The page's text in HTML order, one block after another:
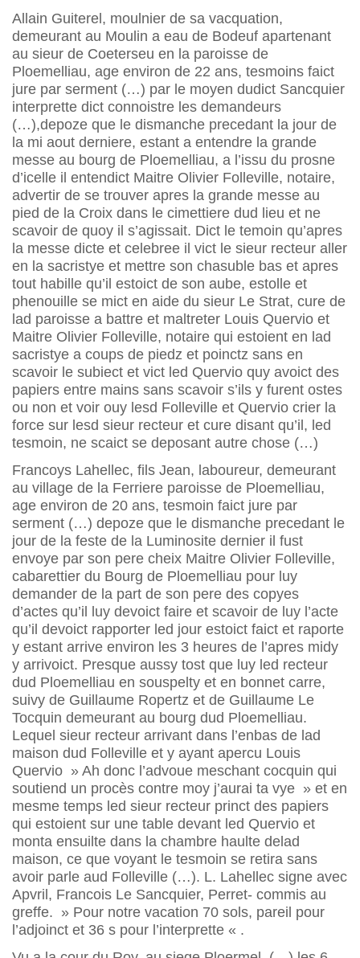
Allain Guiterel, moulnier de sa vacquation,
demeurant au Moulin a eau de Bodeuf apartenant
au sieur de Coeterseu en la paroisse de
Ploemelliau, age environ de 22 ans, tesmoins faict
jure par serment (…) par le moyen dudict Sancquier
interprette dict connoistre les demandeurs
(…),depoze que le dismanche precedant la jour de
la mi aout derniere, estant a entendre la grande
messe au bourg de Ploemelliau, a l’issu du prosne
d’icelle il entendict Maitre Olivier Folleville, notaire,
advertir de se trouver apres la grande messe au
pied de la Croix dans le cimettiere dud lieu et ne
scavoir de quoy il s’agissait. Dict le temoin qu’apres
la messe dicte et celebree il vict le sieur recteur aller
en la sacristye et mettre son chasuble bas et apres
tout habille qu’il estoict de son aube, estolle et
phenouille se mict en aide du sieur Le Strat, cure de
lad paroisse a battre et maltreter Louis Quervio et
Maitre Olivier Folleville, notaire qui estoient en lad
sacristye a coups de piedz et poinctz sans en
scavoir le subiect et vict led Quervio quy avoict des
papiers entre mains sans scavoir s’ils y furent ostes
ou non et voir ouy lesd Folleville et Quervio crier la
force sur lesd sieur recteur et cure disant qu’il, led
tesmoin, ne scaict se deposant autre chose (…)
Francoys Lahellec, fils Jean, laboureur, demeurant
au village de la Ferriere paroisse de Ploemelliau,
age environ de 20 ans, tesmoin faict jure par
serment (…) depoze que le dismanche precedant le
jour de la feste de la Luminosite dernier il fust
envoye par son pere cheix Maitre Olivier Folleville,
cabarettier du Bourg de Ploemelliau pour luy
demander de la part de son pere des copyes
d’actes qu’il luy devoict faire et scavoir de luy l’acte
qu’il devoict rapporter led jour estoict faict et raporte
y estant arrive environ les 3 heures de l’apres midy
y arrivoict. Presque aussy tost que luy led recteur
dud Ploemelliau en souspelty et en bonnet carre,
suivy de Guillaume Ropertz et de Guillaume Le
Tocquin demeurant au bourg dud Ploemelliau.
Lequel sieur recteur arrivant dans l’enbas de lad
maison dud Folleville et y ayant apercu Louis
Quervio » Ah donc l’advoue meschant cocquin qui
soutiend un procès contre moy j’aurai ta vye » et en
mesme temps led sieur recteur princt des papiers
qui estoient sur une table devant led Quervio et
monta ensuilte dans la chambre haulte delad
maison, ce que voyant le tesmoin se retira sans
avoir parle aud Folleville (…). L. Lahellec signe avec
Apvril, Francois Le Sancquier, Perret- commis au
greffe. » Pour notre vacation 70 sols, pareil pour
l’adjoinct et 36 s pour l’interprette « .